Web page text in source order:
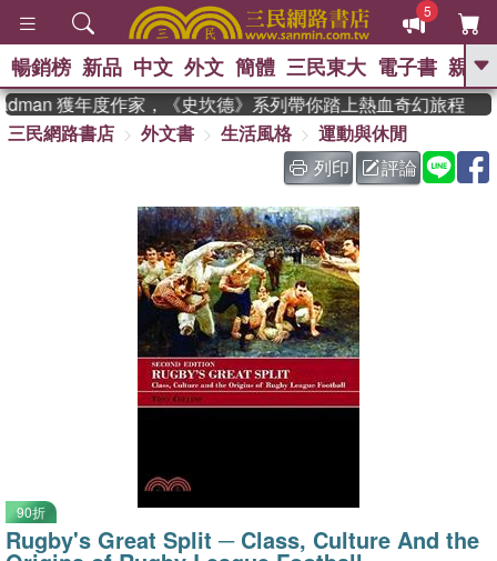
5
GO
熱搜： 東野圭吾 、 The Odyssey
、 如果歷史是一群喵 、 暑期
國際布克獎 臺灣漫遊錄 、 方
念華 、 台灣的李登輝時代
孩：黎曼猜想 、 偉大的迷走神經
暢銷榜 新品 中文 外文 簡體 三民東大 電子書 親子
獲年度作家，《史坎德》系列帶你踏上熱血奇幻旅程
三民網路書店
外文書 生活風格
運動與休閒
列印
評論
90折
Rugby's Great Split ─ Class, Culture And the